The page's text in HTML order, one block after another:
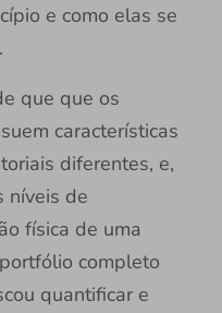
e como elas se
que que os
características
diferentes, e,
níveis de
física de uma
completo
quantificar e